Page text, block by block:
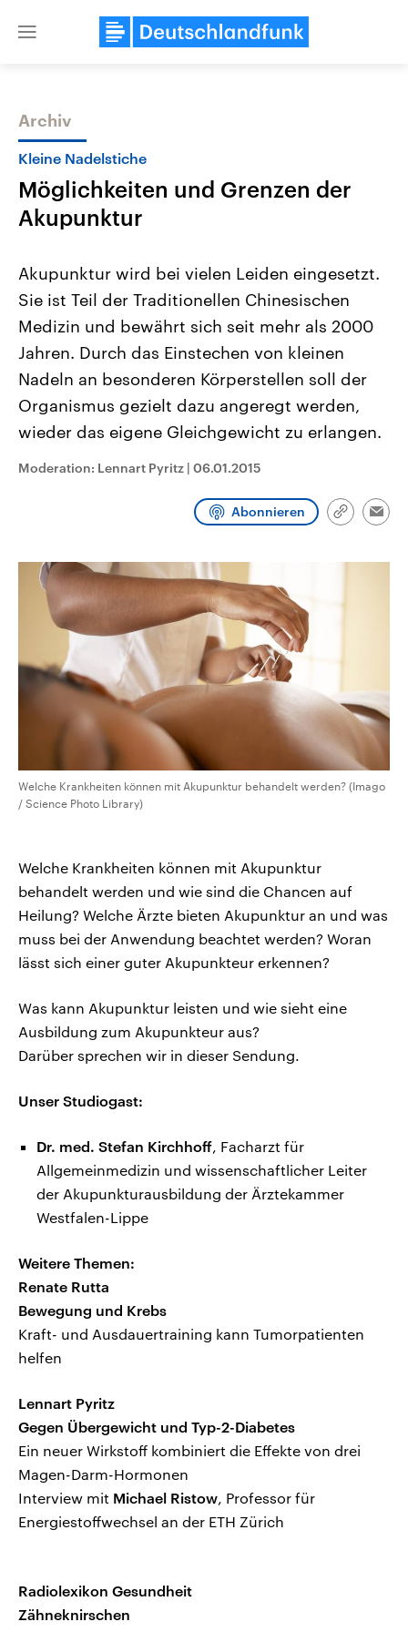
Close
Themen
Landtagswahl Sachsen-Anhalt
2026
Alle Informationen
Sachsen-Anhalt wählt am 6.
September 2026 einen neuen
Landtag. Seit 2021 wird das
Bundesland von einer Koalition aus
CDU, SPD und FDP regiert.-
Umfragen, Prognosen,
und Hintergründe zu den Parteien
und Kandidaten der anstehenden
USA
Aktuelle Beiträge,
Hintergründe
Wirtschaftlich und
gehören die Vereinigten
den mächtigsten Ländern
mit großem Einfluss auf
aktuelle Weltgeschehen.
Sendungen Programm Podcasts
Archiv
Kleine Nadelstiche
Möglichkeiten und Grenzen der
Akupunktur
Akupunktur wird bei vielen Leiden eingesetzt.
Sie ist Teil der Traditionellen Chinesischen
Medizin und bewährt sich seit mehr als 2000
Jahren. Durch das Einstechen von kleinen
Nadeln an besonderen Körperstellen soll der
Organismus gezielt dazu angeregt werden,
wieder das eigene Gleichgewicht zu erlangen.
Moderation: Lennart Pyritz | 06.01.2015
Abonnieren
Link
Welche Krankheiten können mit Akupunktur behandelt werden? (Imago
/ Science Photo Library)
Welche Krankheiten können mit Akupunktur
behandelt werden und wie sind die Chancen auf
Heilung? Welche Ärzte bieten Akupunktur an und was
muss bei der Anwendung beachtet werden? Woran
lässt sich einer guter Akupunkteur erkennen?
Was kann Akupunktur leisten und wie sieht eine
Ausbildung zum Akupunkteur aus?
Darüber sprechen wir in dieser Sendung.
Unser Studiogast:
Dr. med. Stefan Kirchhoff, Facharzt für
Allgemeinmedizin und wissenschaftlicher Leiter
der Akupunkturausbildung der Ärztekammer
Westfalen-Lippe
Weitere Themen:
Renate Rutta
Bewegung und Krebs
Kraft- und Ausdauertraining kann Tumorpatienten
helfen
Lennart Pyritz
Gegen Übergewicht und Typ-2-Diabetes
Ein neuer Wirkstoff kombiniert die Effekte von drei
Magen-Darm-Hormonen
Interview mit Michael Ristow, Professor für
Energiestoffwechsel an der ETH Zürich
Radiolexikon Gesundheit
Zähneknirschen